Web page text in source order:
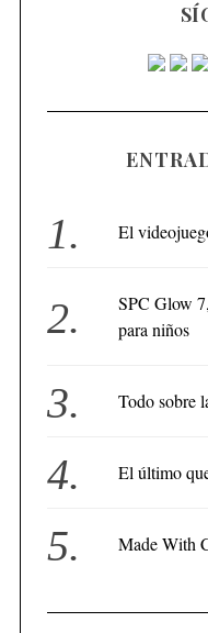
El
SPC Glow
para niños
Todo sobre
El último
Made With